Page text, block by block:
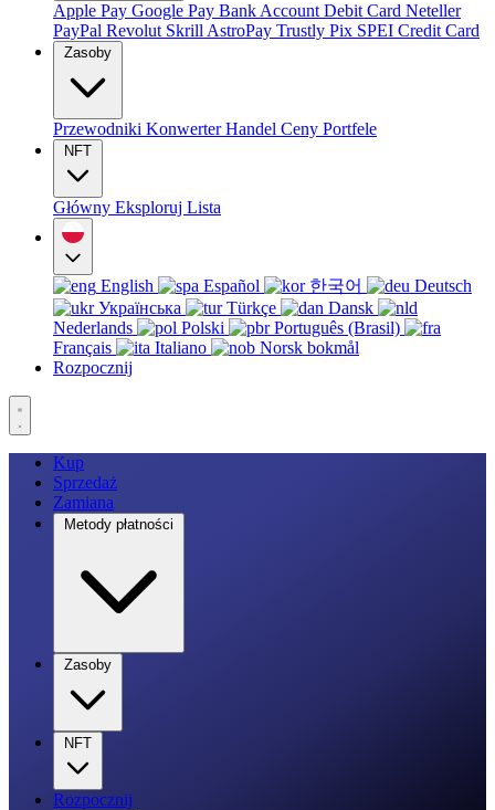
Apple Pay Google Pay Bank Account Debit Card Neteller
PayPal Revolut Skrill AstroPay Trustly Pix SPEI Credit Card
Zasoby
Przewodniki KonwerterHandel Ceny Portfele
NFT
Główny Eksploruj Lista
English Español 한국어
Deutsch
Українська
Türkçe
Dansk
Nederlands
Polski
Português (Brasil)
Français
Italiano
Norsk bokmål
Rozpocznij
Kup
Sprzedaż
Zamiana
Metody płatności
Zasoby
NFT
Rozpocznij